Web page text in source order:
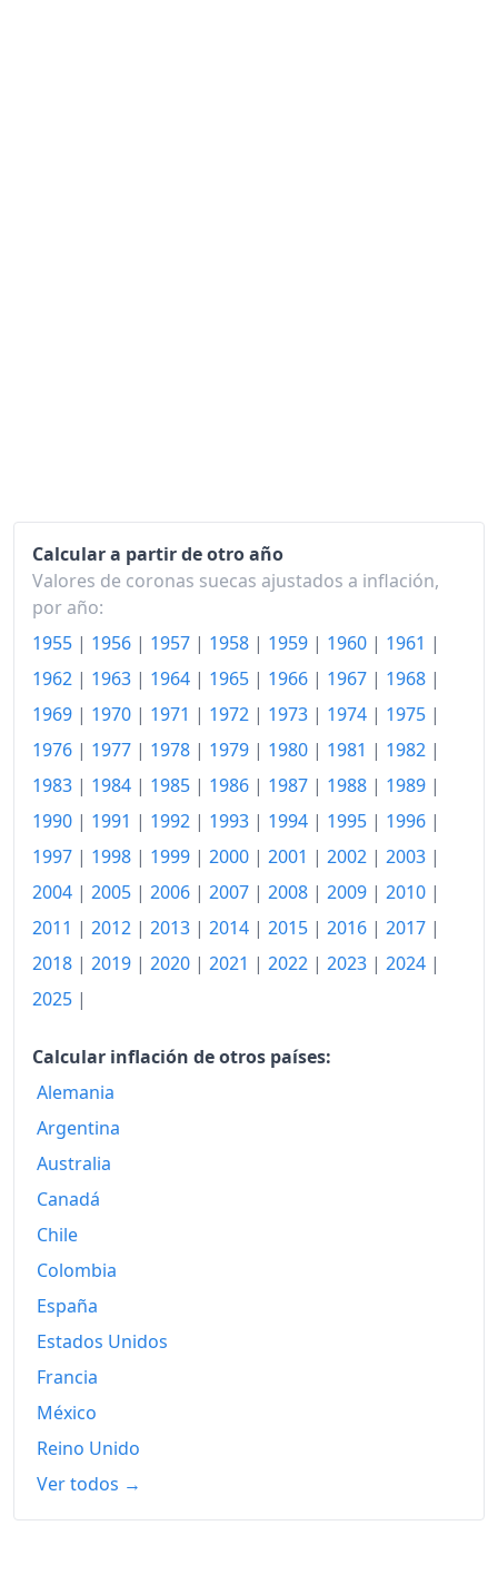
Calcular a partir de otro año
Valores de coronas suecas ajustados a inflación,
por año:
1955 | 1956 | 1957 | 1958 | 1959 | 1960 | 1961 |
1962 | 1963 | 1964 | 1965 | 1966 | 1967 | 1968 |
1969 | 1970 | 1971 | 1972 | 1973 | 1974 | 1975 |
1976 | 1977 | 1978 | 1979 | 1980 | 1981 | 1982 |
1983 | 1984 | 1985 | 1986 | 1987 | 1988 | 1989 |
1990 | 1991 | 1992 | 1993 | 1994 | 1995 | 1996 |
1997 | 1998 | 1999 | 2000 | 2001 | 2002 | 2003 |
2004 | 2005 | 2006 | 2007 | 2008 | 2009 | 2010 |
2011 | 2012 | 2013 | 2014 | 2015 | 2016 | 2017 |
2018 | 2019 | 2020 | 2021 | 2022 | 2023 | 2024 |
2025 |
Calcular inflación de otros países:
Alemania
Argentina
Australia
Canadá
Chile
Colombia
España
Estados Unidos
Francia
México
Reino Unido
Ver todos →